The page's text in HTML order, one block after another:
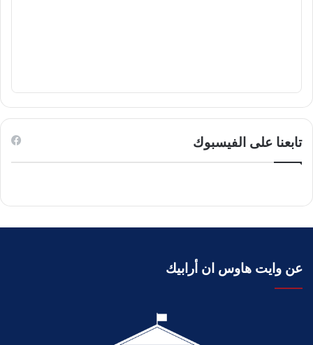
تابعنا على الفيسبوك
عن وايت هاوس ان أرابيك